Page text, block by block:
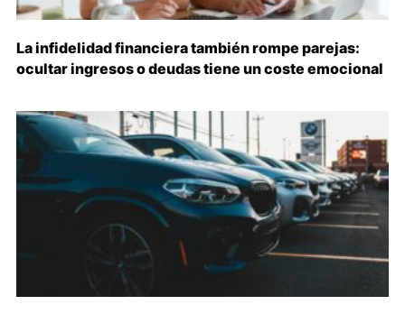
La infidelidad financiera también rompe parejas:
ocultar ingresos o deudas tiene un coste emocional